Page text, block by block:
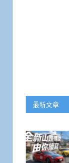
最新文章